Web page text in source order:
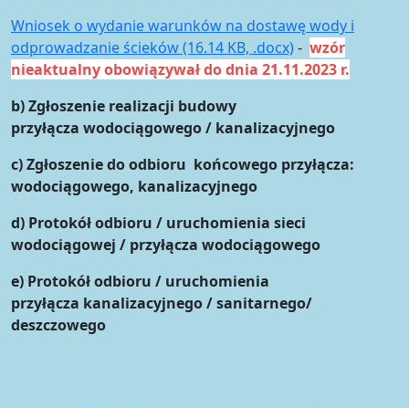
Wniosek o wydanie warunków na dostawę wody i
odprowadzanie ścieków (16.14 KB, .docx) - wzór
nieaktualny obowiązywał do dnia 21.11.2023 r.
b) Zgłoszenie realizacji budowy
przyłącza wodociągowego / kanalizacyjnego
c) Zgłoszenie do odbioru końcowego przyłącza:
wodociągowego, kanalizacyjnego
d) Protokół odbioru / uruchomienia sieci
wodociągowej / przyłącza wodociągowego
e) Protokół odbioru / uruchomienia
przyłącza kanalizacyjnego / sanitarnego/
deszczowego